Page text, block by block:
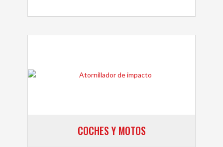
COCHES Y MOTOS